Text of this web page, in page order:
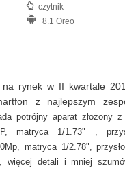
czytnik
8.1 Oreo
na rynek w II kwartale
z najlepszym
potrójny aparat złożony z
matryca 1/1.73" ,
matryca 1/2.78",
więcej detali i mniej